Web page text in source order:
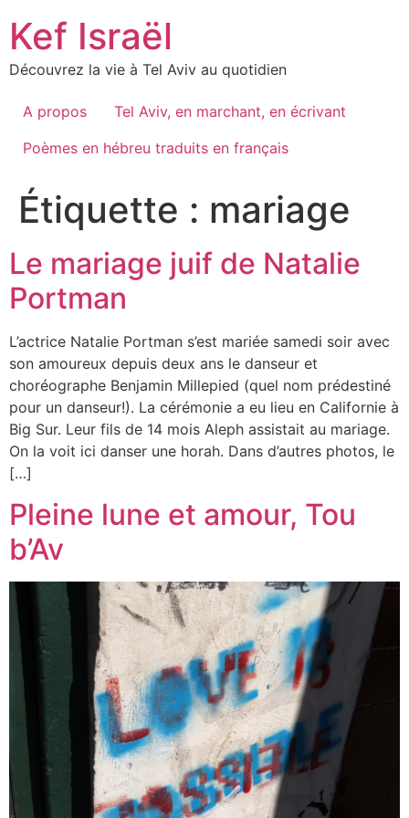
content
Kef Israël
Découvrez la vie à Tel Aviv au quotidien
A propos
Tel Aviv, en marchant, en écrivant
Poèmes en hébreu traduits en français
Étiquette : mariage
Le mariage juif de Natalie
Portman
L’actrice Natalie Portman s’est mariée samedi soir avec
son amoureux depuis deux ans le danseur et
choréographe Benjamin Millepied (quel nom prédestiné
pour un danseur!). La cérémonie a eu lieu en Californie à
Big Sur. Leur fils de 14 mois Aleph assistait au mariage.
On la voit ici danser une horah. Dans d’autres photos, le
[…]
Pleine lune et amour, Tou
b’Av